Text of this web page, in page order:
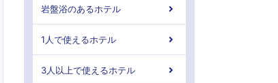
岩盤浴のあるホテル
1人で使えるホテル
3人以上で使えるホテル